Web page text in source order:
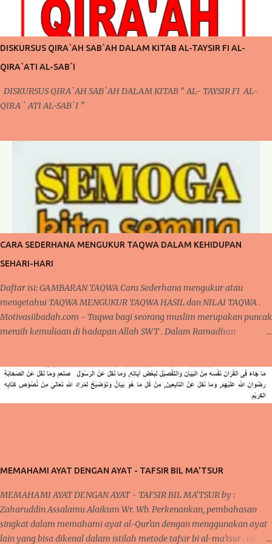
pada pertemuan kali ini. Pada pertemuan sebelumnya, mengontrol
pola pikir yang harus dilakukan setiap saat karena ada niat ingin
berubah, niat ingin berubah menjadi lebih baik inilah yang akan kita
bicarakan kali ini. Poin Kedua ; Taubat dan Konsisten (Po...
DISKURSUS QIRA`AH SAB`AH DALAM KITAB AL-TAYSIR FI AL-
QIRA`ATI AL-SAB`I
DISKURSUS QIRA`AH SAB`AH DALAM KITAB “ AL- TAYSIR FI AL-
QIRA ` ATI AL-SAB`I ”
CARA SEDERHANA MENGUKUR TAQWA DALAM KEHIDUPAN
SEHARI-HARI
Daftar isi: GAMBARAN TAQWA Cara Sederhana mengukur atau
mengetahui TAQWA MENGUKUR TAQWA HASIL dan NILAI TAQWA .
Motivasiibadah.com - Taqwa bagi seorang muslim merupakan puncak
meraih kemuliaan di hadapan Allah SWT . Dalam Ramadhan
beribadah kepada Allah. Satu hal yang menjadi peringkat tertinggi
pencapaian hamba Allah adalah TAQWA. CARA SEDERHANA
MENGUKUR TAQWA DALAM KEHIDUPAN SEHARI-HARI Apakah
katakan sudah bertaqwa ? Dalam kehidupan sehari-hari, ada banyak
momen yang bisa diperhatikan saat sedang beraktifitas. Baik dalam
hal ibadah wajib, sunat, pekerjaan, rutinitas lainnya seperti urusa...
MEMAHAMI AYAT DENGAN AYAT - TAFSIR BIL MA'TSUR
MEMAHAMI AYAT DENGAN AYAT - TAFSIR BIL MA'TSUR by :
Zaharuddin Assalamu Alaikum Wr. Wb. Perkenankan, pembahasan
singkat dalam memahami ayat al-Qur'an dengan menggunakan ayat
lain yang bisa dikenal dalam istilah metode tafsir bi al-ma'tsur . cara